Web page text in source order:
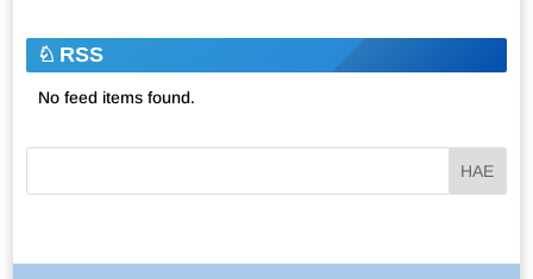
RSS
No feed items found.